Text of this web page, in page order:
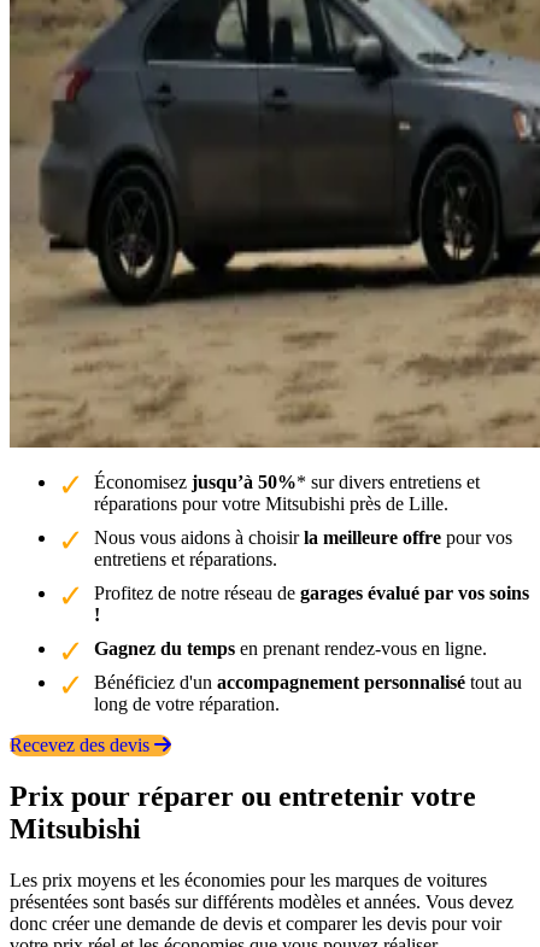
Économisez jusqu’à 50%* sur divers entretiens et
réparations pour votre Mitsubishi près de Lille.
Nous vous aidons à choisirla meilleure offre pour vos
entretiens et réparations.
Profitez de notre réseau de garages évalué par vos soins
!
Gagnez du temps en prenant rendez-vous en ligne.
Bénéficiez d'un accompagnement personnalisé tout au
long de votre réparation.
Recevez des devis
Prix pour réparer ou entretenir votre
Mitsubishi
Les prix moyens et les économies pour les marques de voitures
présentées sont basés sur différents modèles et années. Vous devez
donc créer une demande de devis et comparer les devis pour voir